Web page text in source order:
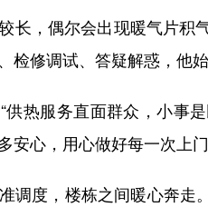
，偶尔会出现暖气片积
检修调试、答疑解惑，他
热服务直面群众，小事是
安心，用心做好每一次上
度，楼栋之间暖心奔走